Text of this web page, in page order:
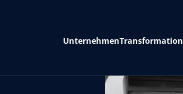
UnternehmenTransformation